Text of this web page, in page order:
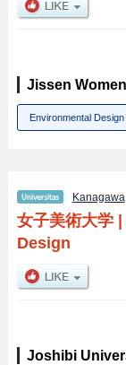
Jissen
Environmental
Kanagawa
女子美術大学|
Design
Joshibi